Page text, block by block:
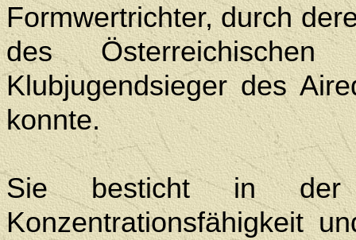
Formwertrichter, durch
des
Klubjugendsieger des
konnte.
Sie besticht in
Konzentrationsfähigkeit